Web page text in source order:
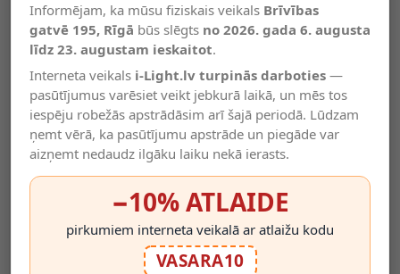
Salīdzināt
Vēlmju
saraksts
Valodas
Informējam, ka mūsu fiziskais veikals Brīvības
gatvē 195, Rīgā būs slēgts no 2026. gada 6. augusta
līdz 23. augustam ieskaitot.
Interneta veikals i-Light.lv turpinās darboties —
pasūtījumus varēsiet veikt jebkurā laikā, un mēs tos
iespēju robežās apstrādāsim arī šajā periodā. Lūdzam
ņemt vērā, ka pasūtījumu apstrāde un piegāde var
aizņemt nedaudz ilgāku laiku nekā ierasts.
−10% ATLAIDE
pirkumiem interneta veikalā ar atlaižu kodu
VASARA10